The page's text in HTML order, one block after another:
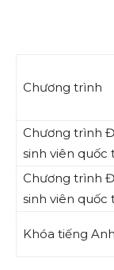
Chương trình
Chương trình
sinh viên quốc
Chương trình
sinh viên quốc
Khóa tiếng